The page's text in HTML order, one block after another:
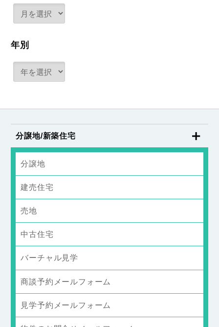
年別
分譲地/新築住宅
分譲地
建売住宅
売地
中古住宅
バーチャル見学
商談予約メールフォーム
見学予約メールフォーム